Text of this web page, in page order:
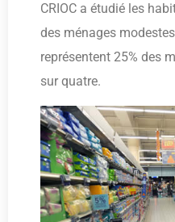
CRIOC a étudié les
des ménages
représentent 25% des
sur quatre.